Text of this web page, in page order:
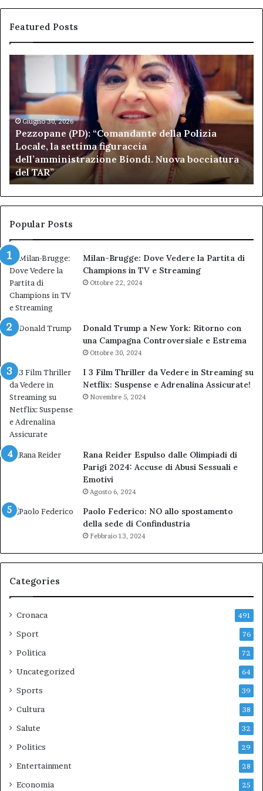
Featured Posts
Pezzopane
(PD):
“Comandante
della
Polizia
Locale,
settima
figuraccia
dell’amministrazione
Biondi.
Nuova
bocciatura
del
Giugno 30, 2026
Pezzopane (PD): “Comandante della Polizia
Locale, la settima figuraccia
dell’amministrazione Biondi. Nuova bocciatura
del TAR”
ai
Popular Posts
Milan-Brugge: Dove Vedere la Partita di
Champions in TV e Streaming
Ottobre 22, 2024
Donald Trump a New York: Ritorno con
una Campagna Controversiale e Estrema
Ottobre 30, 2024
I 3 Film Thriller da Vedere in Streaming su
Netflix: Suspense e Adrenalina Assicurate!
Novembre 5, 2024
Rana Reider Espulso dalle Olimpiadi di
Parigi 2024: Accuse di Abusi Sessuali e
Emotivi
Agosto 6, 2024
Paolo Federico: NO allo spostamento
della sede di Confindustria
Febbraio 13, 2024
Categories
Cronaca 491
Sport 76
Politica 72
Uncategorized 64
Sports 39
Cultura 38
Salute 32
Politics 29
Entertainment 28
Economia 25